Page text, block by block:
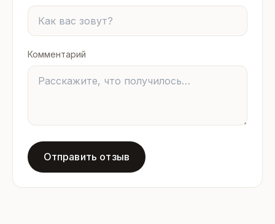
Комментарий
Отправить отзыв